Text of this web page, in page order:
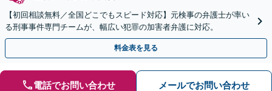
【初回相談無料／全国どこでもスピード対応】元検事の弁護士が率い
る刑事事件専門チームが、幅広い犯罪の加害者弁護に対応。
料金表を見る
電話でお問い合わせ メールでお問い合わせ